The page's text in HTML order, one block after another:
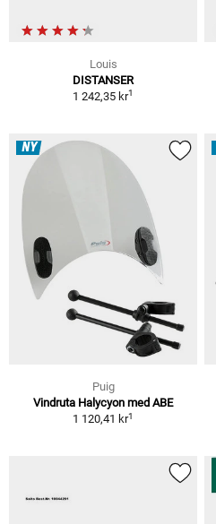
Louis
DISTANSER
1 242,35 kr1
NY
Puig
Vindruta Halycyon med ABE
1 120,41 kr1